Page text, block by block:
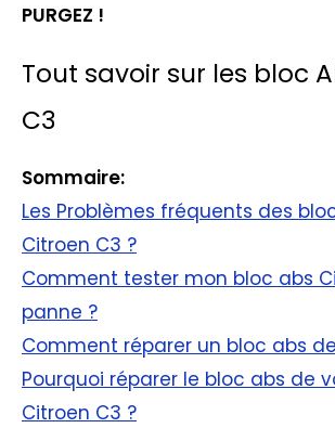
PURGEZ !
Tout savoir sur les bloc
C3
Sommaire:
Les Problèmes fréquents des
Citroen C3 ?
Comment tester mon bloc abs
panne ?
Comment réparer un bloc abs
Pourquoi réparer le bloc abs de
Citroen C3 ?